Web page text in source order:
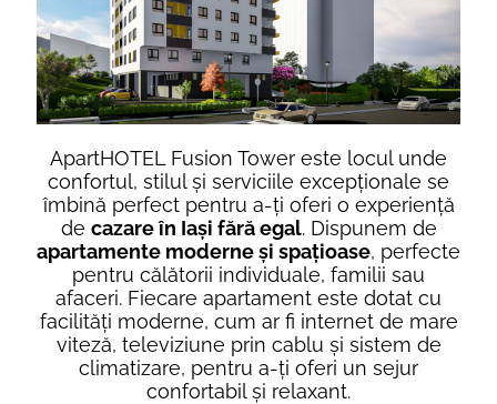
ApartHOTEL Fusion Tower este locul unde
confortul, stilul și serviciile excepționale se
îmbină perfect pentru a-ți oferi o experiență
de cazare în Iași fără egal. Dispunem de
apartamente moderne și spațioase, perfecte
pentru călătorii individuale, familii sau
afaceri. Fiecare apartament este dotat cu
facilități moderne, cum ar fi internet de mare
viteză, televiziune prin cablu și sistem de
climatizare, pentru a-ți oferi un sejur
confortabil și relaxant.